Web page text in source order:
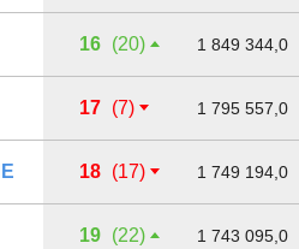
16 (20) 1 849 344,0
17 (7) 1 795 557,0
18 (17) 1 749 194,0
19 (22) 1 743 095,0